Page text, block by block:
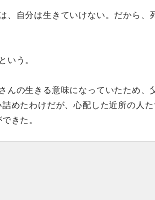
、自分は生きていけない。だから、
いう。
んの生きる意味になっていたため、
めたわけだが、心配した近所の人
きた。